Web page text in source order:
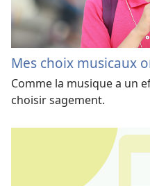
Mes choix musicaux
Comme la musique a un
choisir sagement.